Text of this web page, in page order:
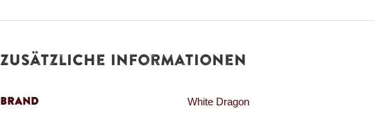
Zusätzliche Informationen
Brand White Dragon